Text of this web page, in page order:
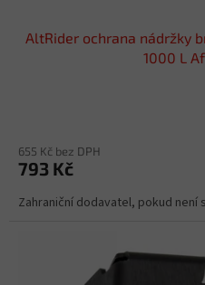
AltRider ochrana nádržky
1000 L
655 Kč bez DPH
793 Kč
Zahraniční dodavatel, pokud není